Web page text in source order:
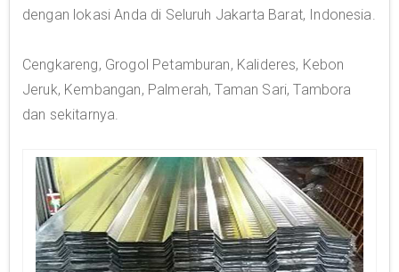
dengan lokasi Anda di Seluruh Jakarta Barat, Indonesia.
Cengkareng, Grogol Petamburan, Kalideres, Kebon
Jeruk, Kembangan, Palmerah, Taman Sari, Tambora
dan sekitarnya.